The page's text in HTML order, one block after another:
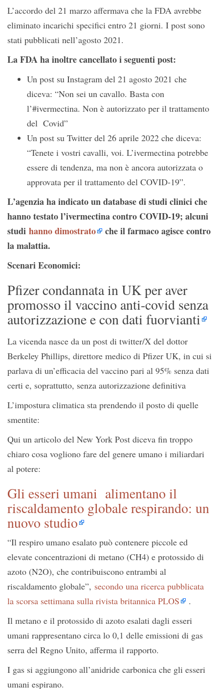
L’accordo del 21 marzo affermava che la FDA avrebbe
eliminato incarichi specifici entro 21 giorni. I post sono
stati pubblicati nell’agosto 2021.
La FDA ha inoltre cancellato i seguenti post:
Un post su Instagram del 21 agosto 2021 che
diceva: “Non sei un cavallo. Basta con
l’#ivermectina. Non è autorizzato per il trattamento
del Covid”
Un post su Twitter del 26 aprile 2022 che diceva:
“Tenete i vostri cavalli, voi. L’ivermectina potrebbe
essere di tendenza, ma non è ancora autorizzata o
approvata per il trattamento del COVID-19”.
L’agenzia ha indicato un database di studi clinici che
hanno testato l’ivermectina contro COVID-19; alcuni
studi hanno dimostrato
che il farmaco agisce contro
la malattia.
Scenari Economici:
Pfizer condannata in UK per aver
promosso il vaccino anti-covid senza
autorizzazione e con dati fuorvianti
La vicenda nasce da un post di twitter/X del dottor
Berkeley Phillips, direttore medico di Pfizer UK, in cui si
parlava di un’efficacia del vaccino pari al 95% senza dati
certi e, soprattutto, senza autorizzazione definitiva
L’impostura climatica sta prendendo il posto di quelle
smentite:
Qui un articolo del New York Post diceva fin troppo
chiaro cosa vogliono fare del genere umano i miliardari
al potere:
Gli esseri umani alimentano il
riscaldamento globale respirando: un
nuovo studio
“Il respiro umano esalato può contenere piccole ed
elevate concentrazioni di metano (CH4) e protossido di
azoto (N2O), che contribuiscono entrambi al
riscaldamento globale”, secondo una ricerca pubblicata
la scorsa settimana sulla rivista britannica PLOS
.
Il metano e il protossido di azoto esalati dagli esseri
umani rappresentano circa lo 0,1 delle emissioni di gas
serra del Regno Unito, afferma il rapporto.
I gas si aggiungono all’anidride carbonica che gli esseri
umani espirano.